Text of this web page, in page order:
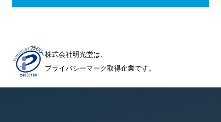
株式会社明光堂は、
プライバシーマーク取得企業です。